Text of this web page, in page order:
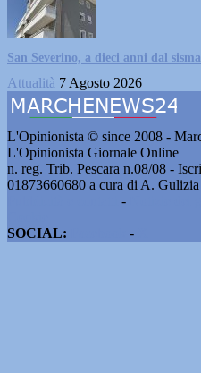
San Severino, a dieci anni dal
Attualità 7 Agosto 2026
L'Opinionista © since 2008 -
L'Opinionista Giornale Online
n. reg. Trib. Pescara n.08/08 -
01873660680 a cura di A. Gulizia
-
SOCIAL:
-